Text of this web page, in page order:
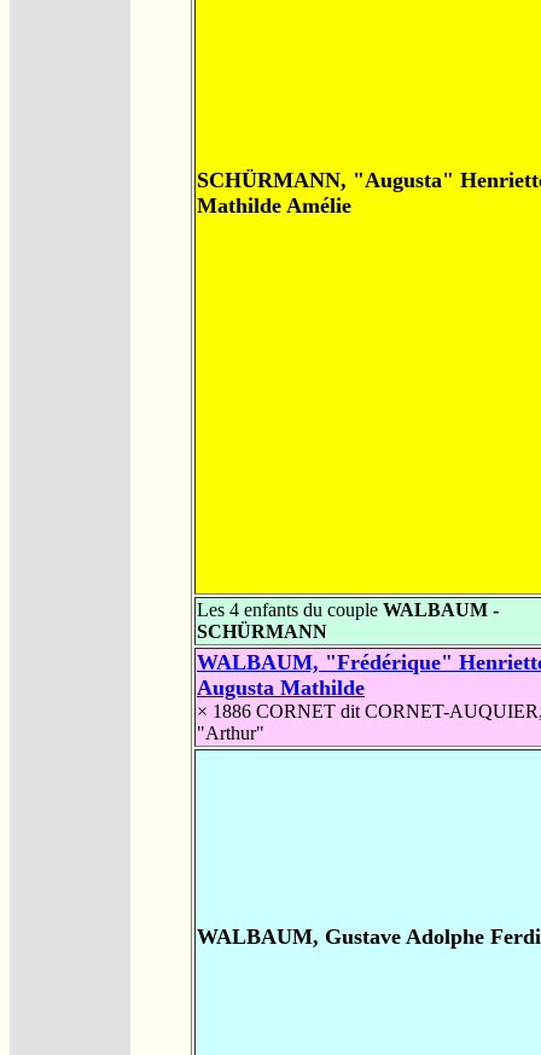
SCHÜRMANN, "Augusta"
Mathilde Amélie
Les 4 enfants du couple WALBAUM -
SCHÜRMANN
WALBAUM, "Frédérique"
Augusta Mathilde
× 1886 CORNET dit CORNET-
"Arthur"
WALBAUM, Gustave Adolphe